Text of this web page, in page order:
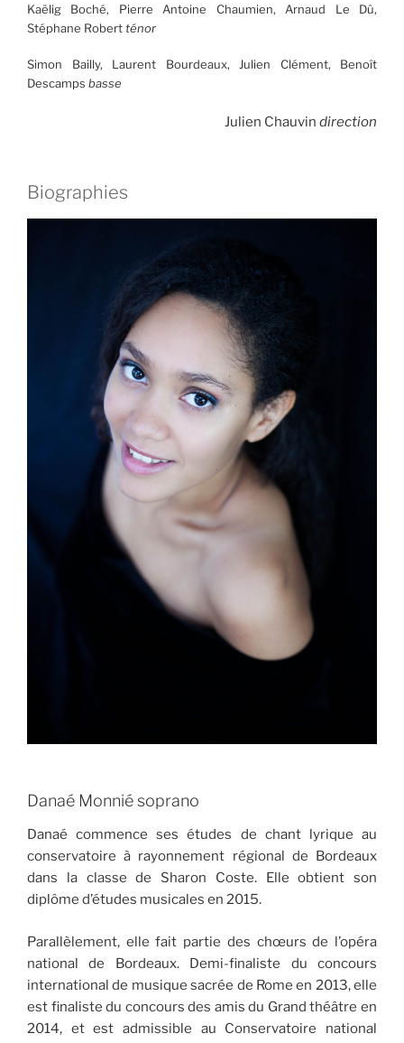
Kaëlig Boché, Pierre Antoine Chaumien, Arnaud Le Dû,
Stéphane Robertténor
Simon Bailly, Laurent Bourdeaux, Julien Clément, Benoît
Descamps basse
Julien Chauvin direction
Biographies
Danaé Monnié soprano
Danaé commence ses études de chant lyrique au
conservatoire à rayonnement régional de Bordeaux
dans la classe de Sharon Coste. Elle obtient son
diplôme d’études musicales en 2015.
Parallèlement, elle fait partie des chœurs de l’opéra
national de Bordeaux. Demi-finaliste du concours
international de musique sacrée de Rome en 2013, elle
est finaliste du concours des amis du Grand théâtre en
2014, et est admissible au Conservatoire national